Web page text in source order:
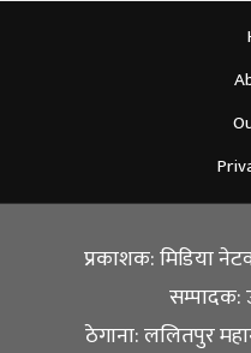
प्रकाशक: मिडिया
ठेगाना: ललितपुर